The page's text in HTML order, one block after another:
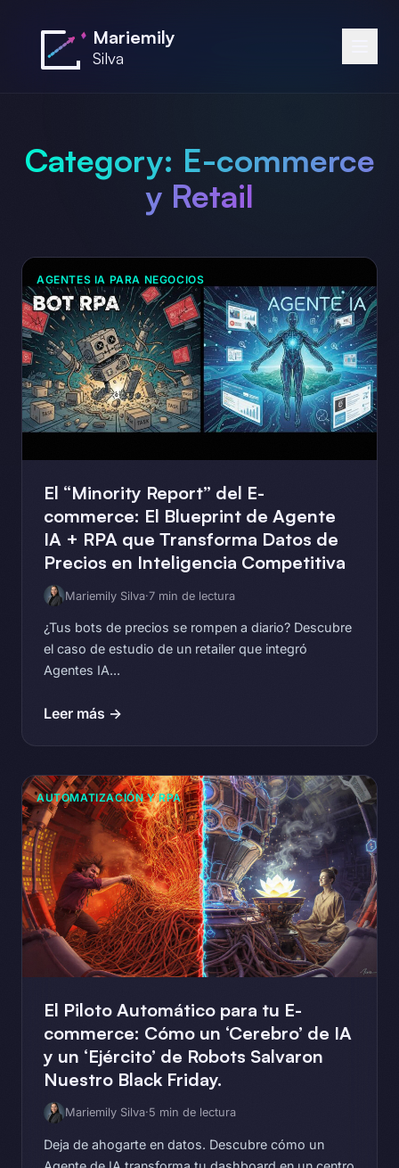
Mariemily
Silva
Category: E-commerce
y Retail
AGENTES IA PARA NEGOCIOS
El “Minority Report” del E-
commerce: El Blueprint de Agente
IA + RPA que Transforma Datos de
Precios en Inteligencia Competitiva
Mariemily Silva·7 min de lectura
¿Tus bots de precios se rompen a diario? Descubre
el caso de estudio de un retailer que integró
Agentes IA...
Leer más →
AUTOMATIZACIÓN Y RPA
El Piloto Automático para tu E-
commerce: Cómo un ‘Cerebro’ de IA
y un ‘Ejército’ de Robots Salvaron
Nuestro Black Friday.
Mariemily Silva·5 min de lectura
Deja de ahogarte en datos. Descubre cómo un